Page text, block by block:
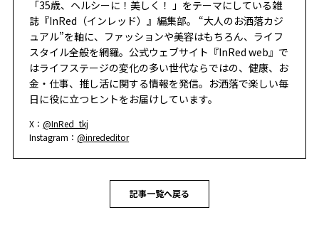
「35歳、ヘルシーに！美しく！ 」をテーマにしている雑
誌『InRed（インレッド）』編集部。 “大人のお洒落カジ
ュアル”を軸に、ファッションや美容はもちろん、ライフ
スタイル全般を網羅。公式ウェブサイト『InRed web』で
はライフステージの変化の多い世代ならではの、健康、お
金・仕事、推し活に関する情報を発信。お洒落で楽しい毎
日に役に立つヒントをお届けしています。
X：@InRed_tkj
Instagram：@inrededitor
記事一覧へ戻る